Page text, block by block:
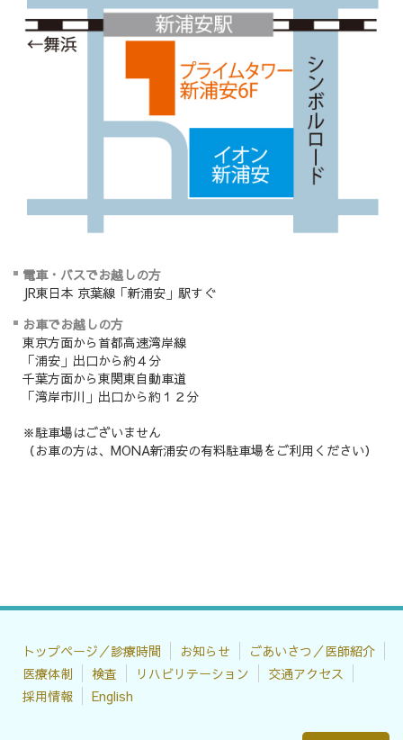
電車・バスでお越しの方
JR東日本 京葉線「新浦安」駅すぐ
お車でお越しの方
東京方面から首都高速湾岸線
「浦安」出口から約４分
千葉方面から東関東自動車道
「湾岸市川」出口から約１２分
※駐車場はございません
（お車の方は、MONA新浦安の有料駐車場をご利用ください）
トップページ／診療時間 お知らせ
ごあいさつ／医師紹介
医療体制
検査 リハビリテーション
交通アクセス
採用情報
English